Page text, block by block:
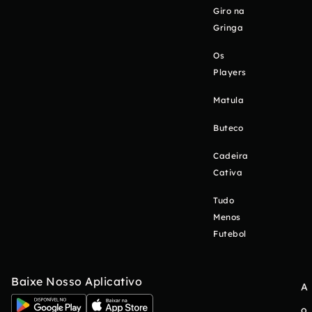
Giro na
Gringa
Os
Players
Matula
Buteco
Cadeira
Cativa
Tudo
Menos
Futebol
Baixe Nosso Aplicativo
A